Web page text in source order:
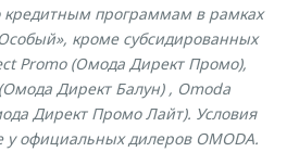
кредитным программам в рамках
кроме субсидированных
Promo (Омода Директ Промо),
Директ Балун) , Omoda
Директ Промо Лайт). Условия
официальных дилеров OMODA.